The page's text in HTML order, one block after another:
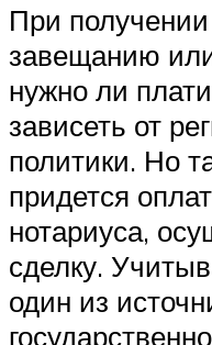
При
завещанию
нужно ли
зависеть от
политики. Но
придется
нотариуса,
сделку.
один из